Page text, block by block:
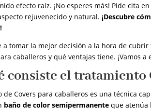
efecto raíz. ¡No esperes más! Pide cita
rejuvenecido y natural.¡Descubre
a tomar la mejor decisión a la hora de
caballeros y qué ventajas tiene. ¡Vamos a
consiste el tratamiento
de Covers para caballeros es una técnica
baño de color semipermanente que atenúa